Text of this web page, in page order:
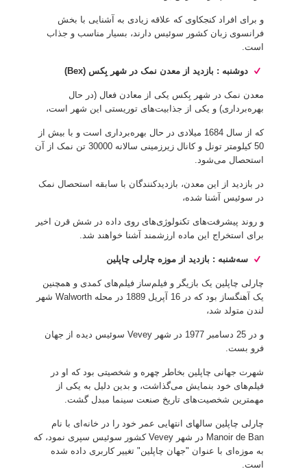
و برای افراد کنجکاوی که علاقه زیادی به آشنایی با بخش
فرانسوی زبان کشور سوئیس دارند، بسیار مناسب و جذاب
است.
دوشنبه : بازدید از معدن نمک در شهر بِکس (Bex)
معدن نمک در شهر بِکس یکی از معادن فعال (در حال
بهره‌برداری) و یکی از جذابیت‌های توریستی این شهر است،
که از سال 1684 میلادی در حال بهره‌برداری است و با بیش از
50 کیلومتر تونل و کانال زیرزمینی سالانه 30000 تن نمک از آن
استحصال می‌شود.
در بازدید از این معدن، بازدیدکنندگان با سابقه استحصال نمک
در سوئیس آشنا شده،
و روند پیشرفت‌های تکنولوژی‌های روی داده در شش قرن اخیر
برای استخراج این ماده ارزشمند آشنا خواهند شد.
سه‌شنبه : بازدید از موزه چارلی چاپلین
چارلی چاپلین یک بازیگر و فیلم‌ساز فیلم‌های کمدی و همچنین
یک آهنگساز بود که در 16 آپریل 1889 در محله Walworth شهر
لندن متولد شد،
و در 25 دسامبر 1977 در شهر Vevey سوئیس دیده از جهان
فرو بست.
شهرت جهانی چاپلین بخاطر چهره و شخصیتی بود که او در
فیلم‌های خود بنمایش می‌گذاشت، و بدین دلیل به یکی از
مهمترین شخصیت‌های تاریخ صنعت سینما مبدل گشت.
چارلی چاپلین سالهای انتهایی عمر خود را در خانه‌ای با نام
Manoir de Ban در شهر Vevey کشور سوئیس سپری نمود، که
به موزه‌ای با عنوان "جهان چاپلین" تغییر کاربری داده شده
است.